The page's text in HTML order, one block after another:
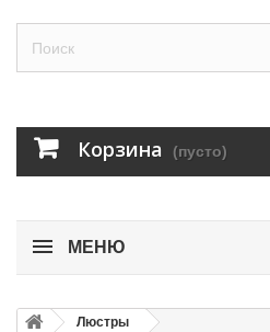
Корзина (пусто)
МЕНЮ
Люстры